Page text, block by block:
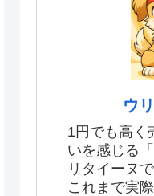
ウ
1円でも高く
いを感じる
リタイーヌで
これまで実